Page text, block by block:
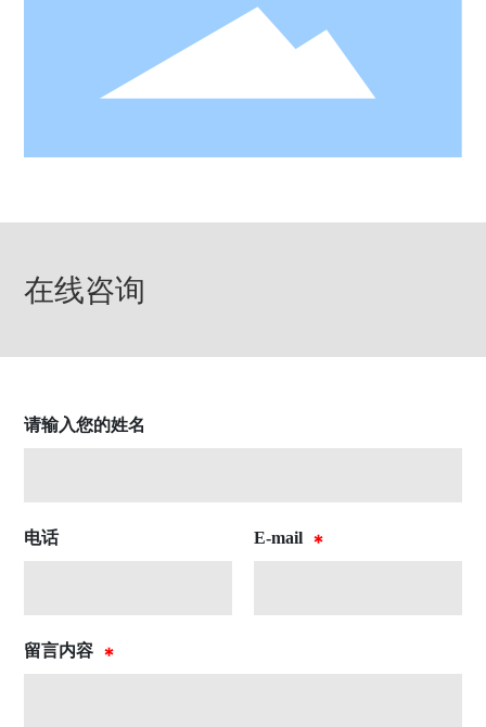
在线咨询
请输入您的姓名
电话 E-mail
留言内容